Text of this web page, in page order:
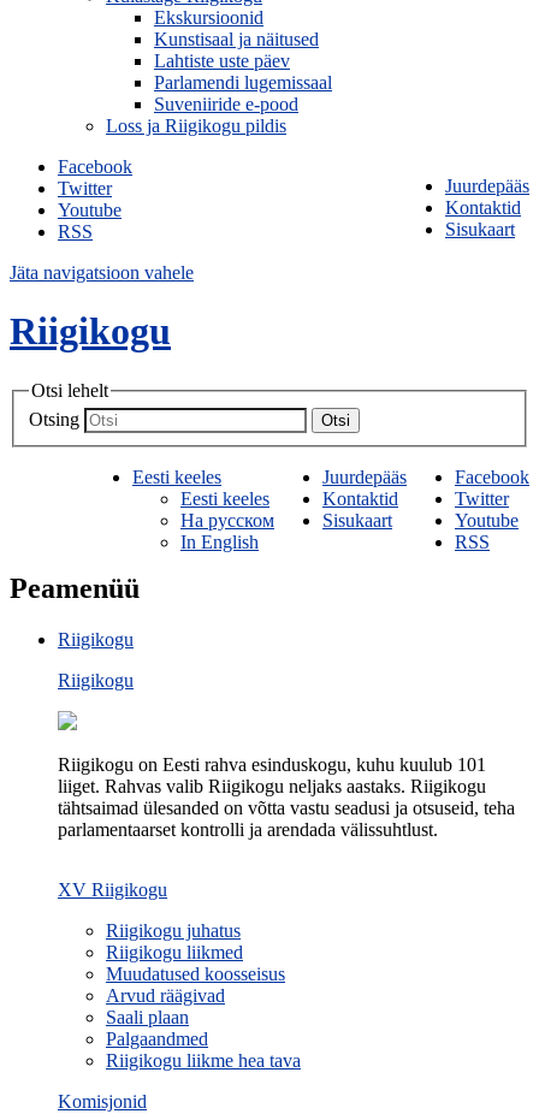
Ekskursioonid
Kunstisaal ja näitused
Lahtiste uste päev
Parlamendi lugemissaal
Suveniiride e-pood
Loss ja Riigikogu pildis
Juurdepääs
Kontaktid
Sisukaart
Facebook
Twitter
Youtube
RSS
Jäta navigatsioon vahele
Riigikogu
Otsi lehelt
Otsing
Otsi
Facebook
Twitter
Youtube
RSS
Juurdepääs
Kontaktid
Sisukaart
Eesti keeles
Eesti keeles
На русском
In English
Peamenüü
Riigikogu
Riigikogu
Riigikogu on Eesti rahva esinduskogu, kuhu kuulub 101
liiget. Rahvas valib Riigikogu neljaks aastaks. Riigikogu
tähtsaimad ülesanded on võtta vastu seadusi ja otsuseid, teha
parlamentaarset kontrolli ja arendada välissuhtlust.
XV Riigikogu
Riigikogu juhatus
Riigikogu liikmed
Muudatused koosseisus
Arvud räägivad
Saali plaan
Palgaandmed
Riigikogu liikme hea tava
Komisjonid